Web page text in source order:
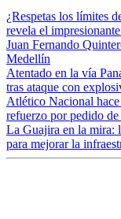
¿Respetas los límites
revela el
Juan Fernando
Medellín
Atentado en la vía
tras ataque con
Atlético Nacional
refuerzo por pedido
La Guajira en la mira:
para mejorar la